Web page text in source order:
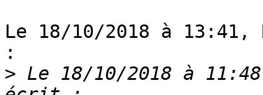
Le 18/10/2018 à
:
> Le 18/10/2018 à